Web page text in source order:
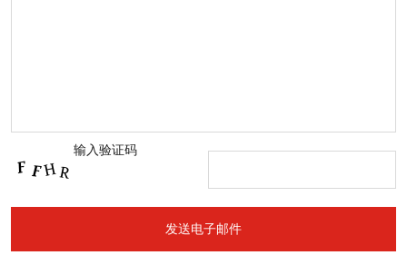
输入验证码